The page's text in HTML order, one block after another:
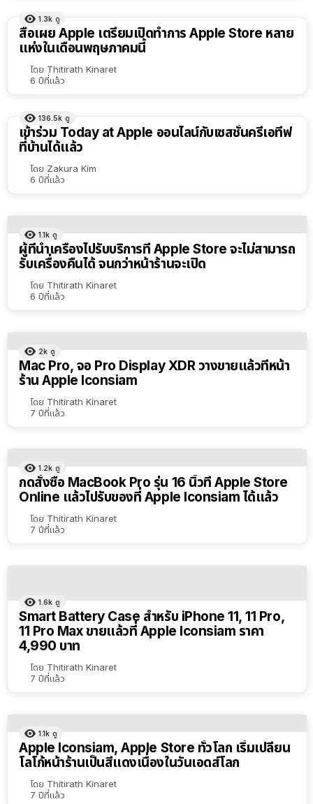
1.3k ดู
สื่อเผย Apple เตรียมเปิดทำการ Apple Store หลาย
แห่งในเดือนพฤษภาคมนี้
โดย Thitirath Kinaret
6 ปีที่แล้ว
136.5k ดู
เข้าร่วม Today at Apple ออนไลน์กับเซสชั่นครีเอทีฟ
ที่บ้านได้แล้ว
โดย Zakura Kim
6 ปีที่แล้ว
1.1k ดู
ผู้ที่นำเครื่องไปรับบริการที่ Apple Store จะไม่สามารถ
รับเครื่องคืนได้ จนกว่าหน้าร้านจะเปิด
โดย Thitirath Kinaret
6 ปีที่แล้ว
2k ดู
Mac Pro, จอ Pro Display XDR วางขายแล้วที่หน้า
ร้าน Apple Iconsiam
โดย Thitirath Kinaret
7 ปีที่แล้ว
1.2k ดู
กดสั่งซื้อ MacBook Pro รุ่น 16 นิ้วที่ Apple Store
Online แล้วไปรับของที่ Apple Iconsiam ได้แล้ว
โดย Thitirath Kinaret
7 ปีที่แล้ว
1.6k ดู
Smart Battery Case สำหรับ iPhone 11, 11 Pro,
11 Pro Max ขายแล้วที่ Apple Iconsiam ราคา
4,990 บาท
โดย Thitirath Kinaret
7 ปีที่แล้ว
1.1k ดู
Apple Iconsiam, Apple Store ทั่วโลก เริ่มเปลี่ยน
โลโก้หน้าร้านเป็นสีแดงเนื่องในวันเอดส์โลก
โดย Thitirath Kinaret
7 ปีที่แล้ว